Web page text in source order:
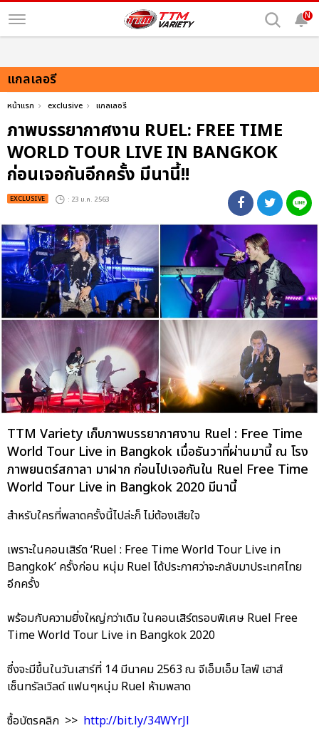
N
แกลเลอรี
หน้าแรก exclusive แกลเลอรี
ภาพบรรยากาศงาน RUEL: FREE TIME
WORLD TOUR LIVE IN BANGKOK
ก่อนเจอกันอีกครั้ง มีนานี้!!
EXCLUSIVE : 23 ม.ค. 2563
TTM Variety เก็บภาพบรรยากาศงาน Ruel : Free Time
World Tour Live in Bangkok เมื่อธันวาที่ผ่านมานี้ ณ โรง
ภาพยนตร์สกาลา มาฝาก ก่อนไปเจอกันใน Ruel Free Time
World Tour Live in Bangkok 2020 มีนานี้
สำหรับใครที่พลาดครั้งนี้ไปล่ะก็ ไม่ต้องเสียใจ
เพราะในคอนเสิร์ต ‘Ruel : Free Time World Tour Live in
Bangkok’ ครั้งก่อน หนุ่ม Ruel ได้ประกาศว่าจะกลับมาประเทศไทย
อีกครั้ง
พร้อมกับความยิ่งใหญ่กว่าเดิม ในคอนเสิร์ตรอบพิเศษ Ruel Free
Time World Tour Live in Bangkok 2020
ซึ่งจะมีขึ้นในวันเสาร์ที่ 14 มีนาคม 2563 ณ จีเอ็มเอ็ม ไลฟ์ เฮาส์
เซ็นทรัลเวิลด์ แฟนๆหนุ่ม Ruel ห้ามพลาด
ซื้อบัตรคลิก >> http://bit.ly/34WYrJl